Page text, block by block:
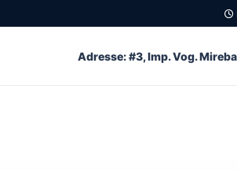
Adresse: #3, Imp. Vog.